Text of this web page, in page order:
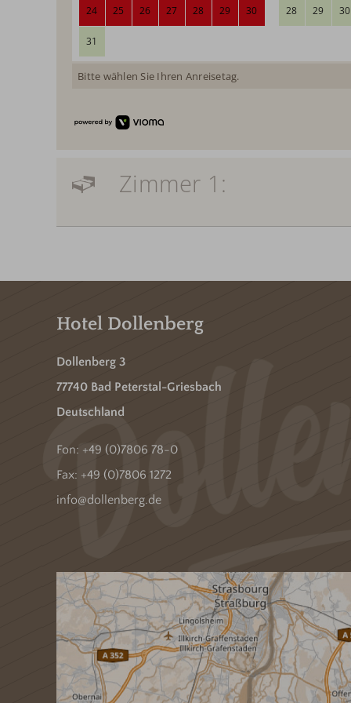
24 25 26 27 28 29 30
31
28 29 30
Bitte wählen Sie Ihren Anreisetag.
Zimmer 1:
Hotel Dollenberg
Dollenberg 3
77740 Bad Peterstal-Griesbach
Deutschland
Fon: +49 (0)7806 78-0
Fax: +49 (0)7806 1272
info@dollenberg.de